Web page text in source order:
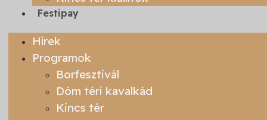
Festipay
Hírek
Programok
Borfesztivál
Dóm téri kavalkád
Kincs tér